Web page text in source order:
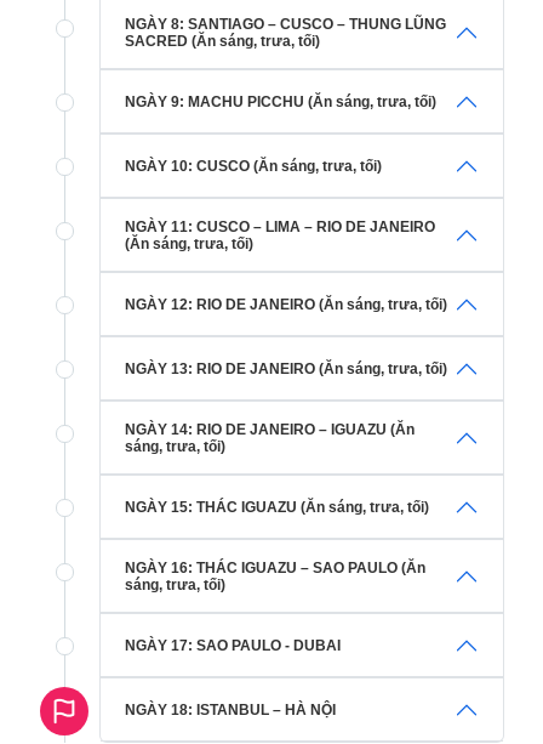
NGÀY 8: SANTIAGO – CUSCO – THUNG LŨNG
SACRED (Ăn sáng, trưa, tối)
NGÀY 9: MACHU PICCHU (Ăn sáng, trưa, tối)
NGÀY 10: CUSCO (Ăn sáng, trưa, tối)
NGÀY 11: CUSCO – LIMA – RIO DE JANEIRO
(Ăn sáng, trưa, tối)
NGÀY 12: RIO DE JANEIRO (Ăn sáng, trưa, tối)
NGÀY 13: RIO DE JANEIRO (Ăn sáng, trưa, tối)
NGÀY 14: RIO DE JANEIRO – IGUAZU (Ăn
sáng, trưa, tối)
NGÀY 15: THÁC IGUAZU (Ăn sáng, trưa, tối)
NGÀY 16: THÁC IGUAZU – SAO PAULO (Ăn
sáng, trưa, tối)
NGÀY 17: SAO PAULO - DUBAI
NGÀY 18: ISTANBUL – HÀ NỘI